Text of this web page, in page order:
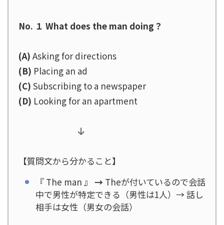
No. １ What does the man doing？
(A) Asking for directions
(B) Placing an ad
(C) Subscribing to a newspaper
(D) Looking for an apartment
【質問文から分かること】
『 The man 』 → Theが付いているので会話
中で男性が特定できる（男性は1人）→ 話し
相手は女性（男女の会話）